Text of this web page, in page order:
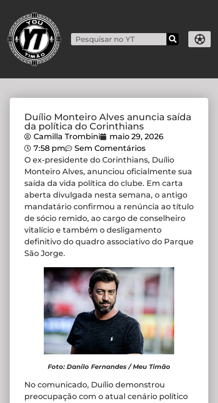
Duílio Monteiro Alves anuncia saída
da política do Corinthians
Camilla Trombini
maio 29, 2026
7:58 pm
Sem Comentários
O ex-presidente do Corinthians, Duílio
Monteiro Alves, anunciou oficialmente sua
saída da vida política do clube. Em carta
aberta divulgada nesta semana, o antigo
mandatário confirmou a renúncia ao título
de sócio remido, ao cargo de conselheiro
vitalício e também o desligamento
definitivo do quadro associativo do Parque
São Jorge.
Foto: Danilo Fernandes / Meu Timão
No comunicado, Duílio demonstrou
preocupação com o atual cenário político